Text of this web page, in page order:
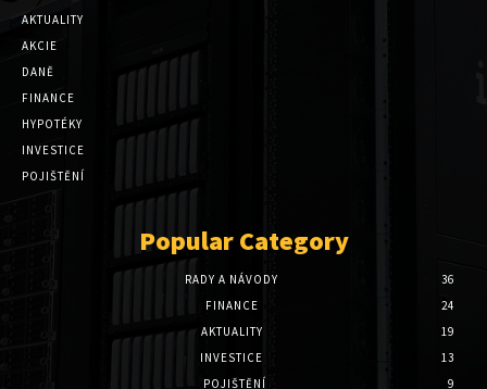
AKTUALITY
AKCIE
DANĚ
FINANCE
HYPOTÉKY
INVESTICE
POJIŠTĚNÍ
Popular Category
RADY A NÁVODY
36
FINANCE
24
AKTUALITY
19
INVESTICE
13
POJIŠTĚNÍ
9